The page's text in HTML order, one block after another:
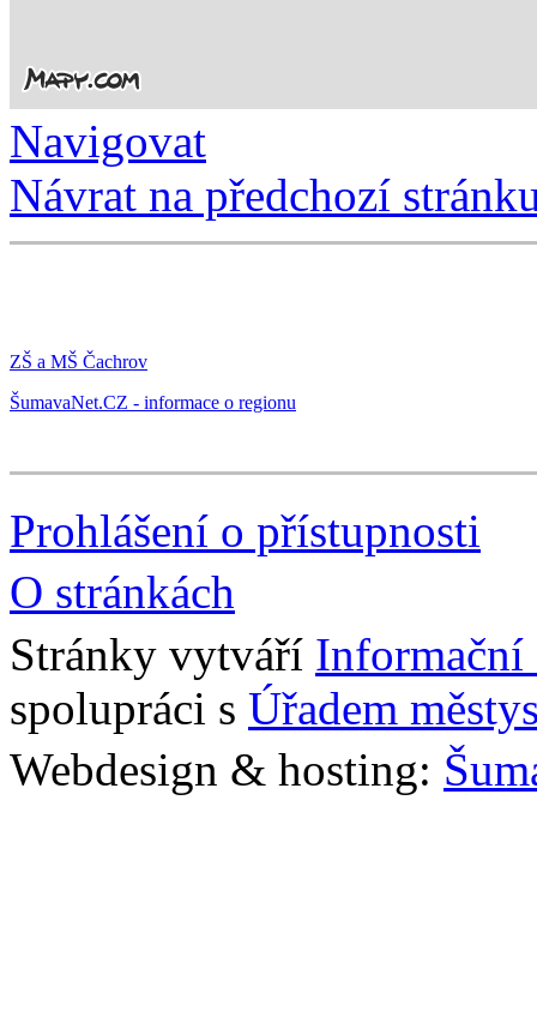
Navigovat
Návrat na předchozí
ZŠ a MŠ Čachrov
ŠumavaNet.CZ - informace o regionu
Prohlášení o přístupnosti
O stránkách
Stránky vytváří Informační
spolupráci s Úřadem
Webdesign & hosting: